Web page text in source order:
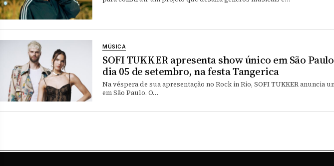
MÚSICA
SOFI TUKKER apresenta show único em São
dia 05 de setembro, na festa Tangerica
Na véspera de sua apresentação no Rock in Rio, SOFI TUKKER anuncia
em São Paulo. O…